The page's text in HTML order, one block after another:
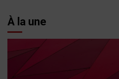
À la une